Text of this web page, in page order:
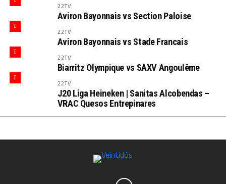
22TV
Aviron Bayonnais vs Section Paloise
22TV
Aviron Bayonnais vs Stade Francais
22TV
Biarritz Olympique vs SAXV Angoulême
22TV
J20 Liga Heineken | Sanitas Alcobendas –
VRAC Quesos Entrepinares